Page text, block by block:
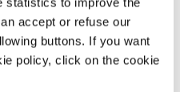
accept or refuse our
buttons. If you want
policy, click on the cookie